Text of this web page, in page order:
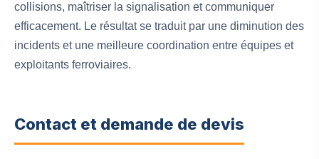
collisions, maîtriser la signalisation et communiquer
efficacement. Le résultat se traduit par une diminution des
incidents et une meilleure coordination entre équipes et
exploitants ferroviaires.
Contact et demande de devis